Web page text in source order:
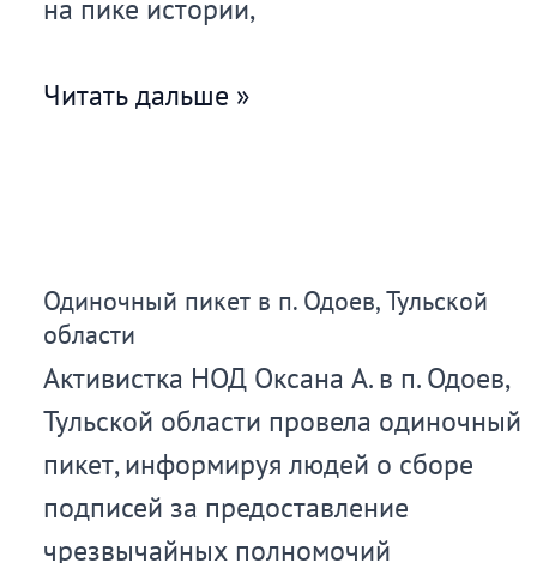
на пике истории,
Митинг
площади
в
г.
Москве
Читать дальше »
Одиночный пикет в п. Одоев, Тульской
области
Активистка НОД Оксана А. в п. Одоев,
Тульской области провела одиночный
пикет, информируя людей о сборе
подписей за предоставление
чрезвычайных полномочий